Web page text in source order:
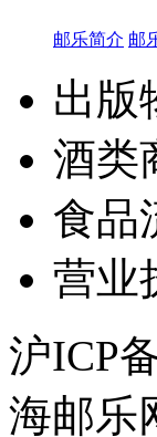
邮乐简介 邮
出版
酒类
食品
营业
沪ICP
海邮乐